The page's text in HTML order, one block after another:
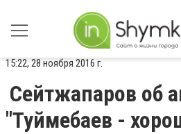
15:22, 28 ноября 2016 г.
Сейтжапаров об
"Туймебаев -